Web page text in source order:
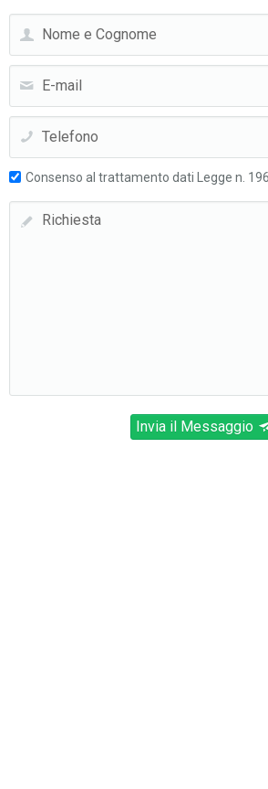
Disturbi ossessivo-compulsivo
Disturbi neurologici
Recensioni
Consenso al trattamento dati Legge n.
Invia il Messaggio